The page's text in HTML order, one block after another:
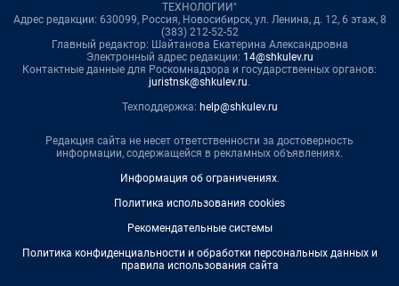
ТЕХНОЛОГИИ"
Адрес редакции: 630099, Россия, Новосибирск, ул. Ленина, д. 12, 6 этаж, 8
(383) 212-52-52
Главный редактор: Шайтанова Екатерина Александровна
Электронный адрес редакции: 14@shkulev.ru
Контактные данные для Роскомнадзора и государственных органов:
juristnsk@shkulev.ru.
Техподдержка: help@shkulev.ru
Редакция сайта не несет ответственности за достоверность
информации, содержащейся в рекламных объявлениях.
Информация об ограничениях.
Политика использования cookies
Рекомендательные системы
Политика конфиденциальности и обработки персональных данных и
правила использования сайта